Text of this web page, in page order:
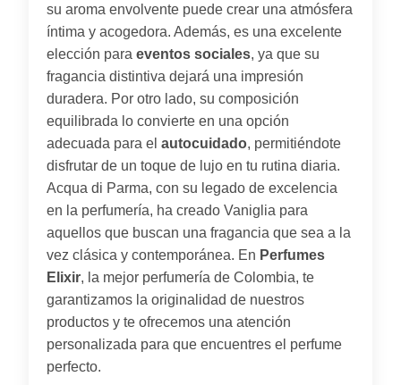
su aroma envolvente puede crear una atmósfera
íntima y acogedora. Además, es una excelente
elección para eventos sociales, ya que su
fragancia distintiva dejará una impresión
duradera. Por otro lado, su composición
equilibrada lo convierte en una opción
adecuada para el autocuidado, permitiéndote
disfrutar de un toque de lujo en tu rutina diaria.
Acqua di Parma, con su legado de excelencia
en la perfumería, ha creado Vaniglia para
aquellos que buscan una fragancia que sea a la
vez clásica y contemporánea. En Perfumes
Elixir, la mejor perfumería de Colombia, te
garantizamos la originalidad de nuestros
productos y te ofrecemos una atención
personalizada para que encuentres el perfume
perfecto.